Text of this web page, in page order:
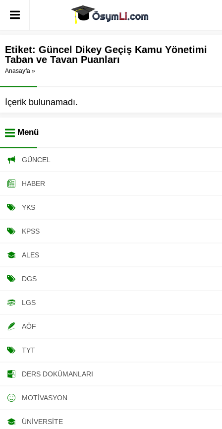
Etiket: Güncel Dikey Geçiş Kamu Yönetimi
Taban ve Tavan Puanları
Anasayfa »
İçerik bulunamadı.
Menü
GÜNCEL
HABER
YKS
KPSS
ALES
DGS
LGS
AÖF
TYT
DERS DOKÜMANLARI
MOTIVASYON
ÜNIVERSITE